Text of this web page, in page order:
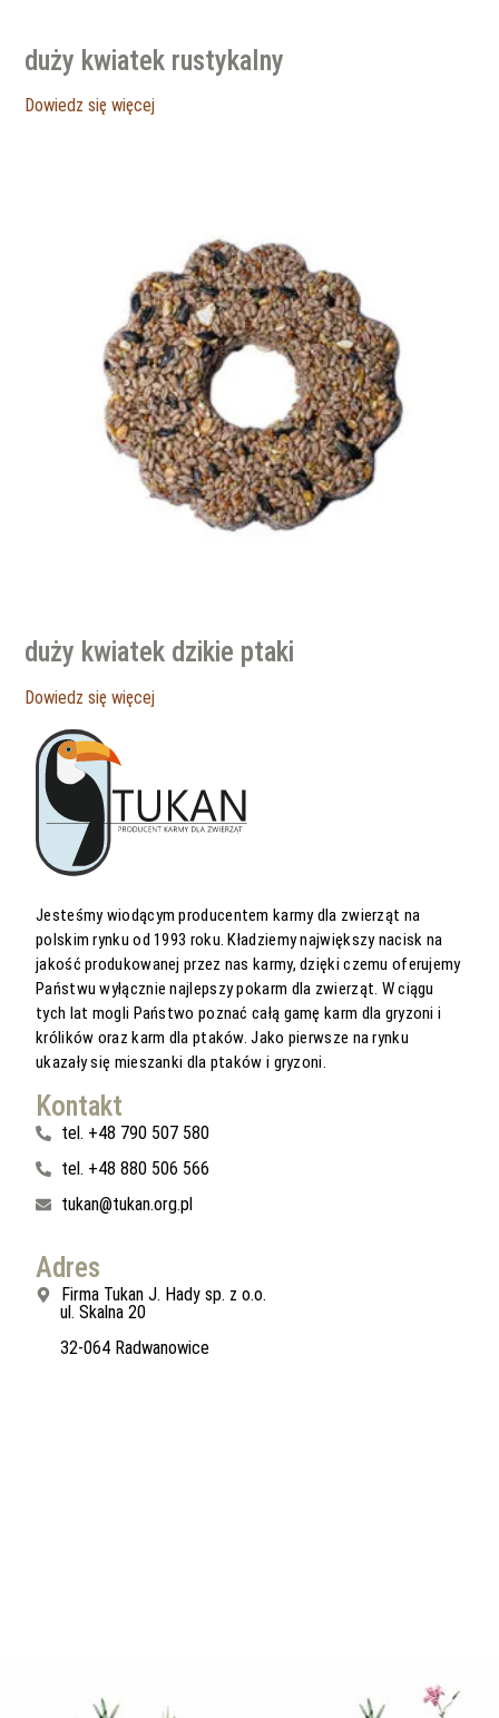
duży kwiatek rustykalny
Dowiedz się więcej
duży kwiatek dzikie ptaki
Dowiedz się więcej
Jesteśmy wiodącym producentem karmy dla zwierząt na
polskim rynku od 1993 roku. Kładziemy największy nacisk na
jakość produkowanej przez nas karmy, dzięki czemu oferujemy
Państwu wyłącznie najlepszy pokarm dla zwierząt. W ciągu
tych lat mogli Państwo poznać całą gamę karm dla gryzoni i
królików oraz karm dla ptaków. Jako pierwsze na rynku
ukazały się mieszanki dla ptaków i gryzoni.
Kontakt
tel. +48 790 507 580
tel. +48 880 506 566
tukan@tukan.org.pl
Adres
Firma Tukan J. Hady sp. z o.o.
ul. Skalna 20
32-064 Radwanowice